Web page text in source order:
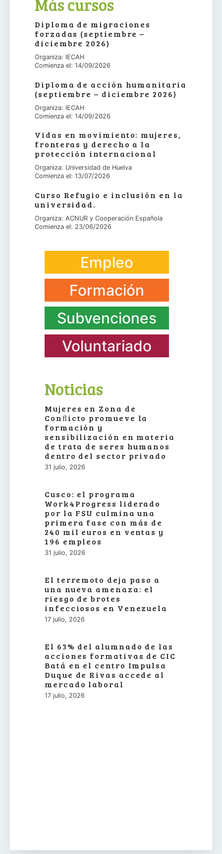
Más cursos
Diploma de migraciones
forzadas (septiembre –
diciembre 2026)
Organiza: IECAH
Comienza el: 14/09/2026
Diploma de acción humanitaria
(septiembre – diciembre 2026)
Organiza: IECAH
Comienza el: 14/09/2026
Vidas en movimiento: mujeres,
fronteras y derecho a la
protección internacional
Organiza: Universidad de Huelva
Comienza el: 13/07/2026
Curso Refugio e inclusión en la
universidad.
Organiza: ACNUR y Cooperación Española
Comienza el: 23/06/2026
Empleo
Formación
Subvenciones
Voluntariado
Noticias
Mujeres en Zona de
Conﬂicto promueve la
formación y
sensibilización en materia
de trata de seres humanos
dentro del sector privado
31 julio, 2026
Cusco: el programa
Work4Progress liderado
por la FSU culmina una
primera fase con más de
240 mil euros en ventas y
196 empleos
31 julio, 2026
El terremoto deja paso a
una nueva amenaza: el
riesgo de brotes
infecciosos en Venezuela
17 julio, 2026
El 63% del alumnado de las
acciones formativas de CIC
Batá en el centro Impulsa
Duque de Rivas accede al
mercado laboral
17 julio, 2026